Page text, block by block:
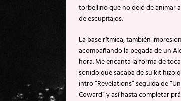
torbellino que no dejó de animar
de escupitajos.
La base rítmica, también
acompañando la pegada de un
hora. Me encanta la forma de
sonido que sacaba de su kit hizo
intro “Revelations” seguida de
Coward” y así hasta completar